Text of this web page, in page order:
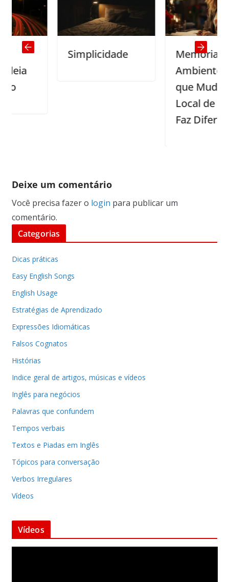
Simplicidade
Memória e
Ambiente: Por
que Mudar o
Local de Estudo
Faz Diferença
Deixe um comentário
Você precisa fazer o login para publicar um
comentário.
Categorias
Dicas práticas
Easy English Songs
English Usage
Estratégias de Aprendizado
Expressões Idiomáticas
Falsos Cognatos
Histórias
Indice geral de artigos, músicas e vídeos
Inglês para negócios
Palavras que confundem
Tempos verbais
Textos e Piadas em Inglês
Tópicos para conversação
Verbos Irregulares
Vídeos
Vídeos